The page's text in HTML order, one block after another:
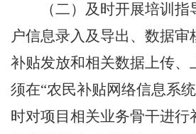
（二）及时开展培训指
户信息录入及导出、数据审
补贴发放和相关数据上传、
须在“农民补贴网络信息系统
时对项目相关业务骨干进行